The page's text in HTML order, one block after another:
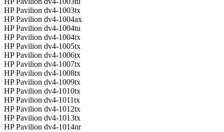
HP Pavilion dv4-1003tx
HP Pavilion dv4-1004ax
HP Pavilion dv4-1004tu
HP Pavilion dv4-1004tx
HP Pavilion dv4-1005tx
HP Pavilion dv4-1006tx
HP Pavilion dv4-1007tx
HP Pavilion dv4-1008tx
HP Pavilion dv4-1009tx
HP Pavilion dv4-1010tx
HP Pavilion dv4-1011tx
HP Pavilion dv4-1012tx
HP Pavilion dv4-1013tx
HP Pavilion dv4-1014nr